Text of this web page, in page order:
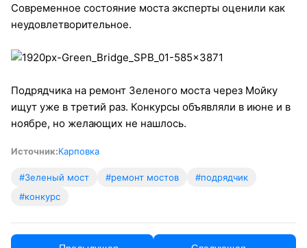
Современное состояние моста эксперты оценили как
неудовлетворительное.
Подрядчика на ремонт Зеленого моста через Мойку
ищут уже в третий раз. Конкурсы объявляли в июне и в
ноябре, но желающих не нашлось.
Источник:Карповка
#Зеленый мост #ремонт мостов
#подрядчик
#конкурс